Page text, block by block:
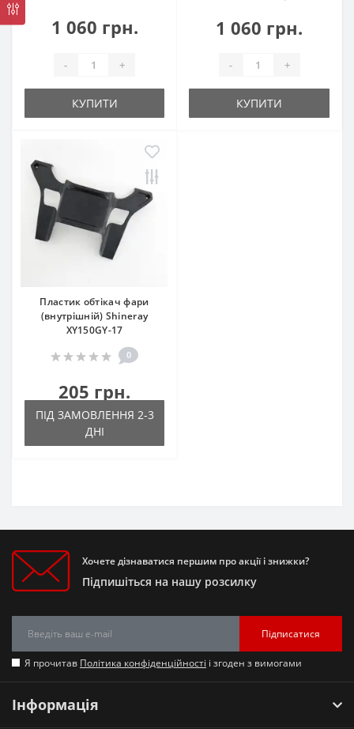
1 060 грн.
- +
КУПИТИ
1 060 грн.
- +
КУПИТИ
Пластик обтікач фари
(внутрішній) Shineray
XY150GY-17
0
205 грн.
ПІД ЗАМОВЛЕННЯ 2-3
ДНІ
Хочете дізнаватися першим про акції і знижки?
Підпишіться на нашу розсилку
Підписатися
Я прочитав Політика конфіденційності і згоден з вимогами
Інформація